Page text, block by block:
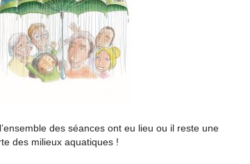
des séances ont eu lieu ou il reste une
des milieux aquatiques !